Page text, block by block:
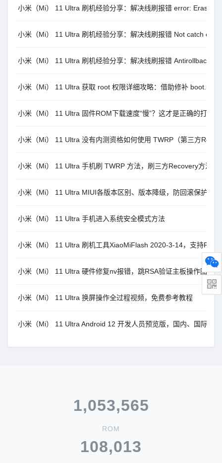
小米（Mi） 11 Ultra 刷机经验分享：解决线刷报错 error: Erasing
小米（Mi） 11 Ultra 刷机经验分享：解决线刷报错 Not catch
小米（Mi） 11 Ultra 刷机经验分享：解决线刷报错 Antirollback
小米（Mi） 11 Ultra 获取 root 权限详细攻略：借助修补 boot.img
小米（Mi） 11 Ultra 固件ROM下载速度“慢”？这才是正确的打开
小米（Mi） 11 Ultra 没有内测资格如何使用 TWRP（第三方
小米（Mi） 11 Ultra 手机刷 TWRP 方法，刷三方Recovery方法（
小米（Mi） 11 Ultra MIUI各版本区别、版本降级，防回滚保护相
小米（Mi） 11 Ultra 手机进入系统安全模式方法
小米（Mi） 11 Ultra 刷机工具XiaoMiFlash 2020-3-14，支持
小米（Mi） 11 Ultra 硬件修复nv报错，跳RSA验证主板操作图示
小米（Mi） 11 Ultra 换屏操作全过程视频，免费参考教程
小米（Mi） 11 Ultra Android 12 开发人员预览版，国内、国际版
1,053,565
ROM
108,013